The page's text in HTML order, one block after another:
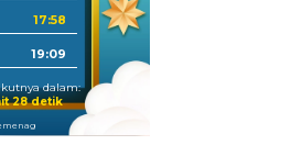
17:58
19:09
dalam:
27 detik